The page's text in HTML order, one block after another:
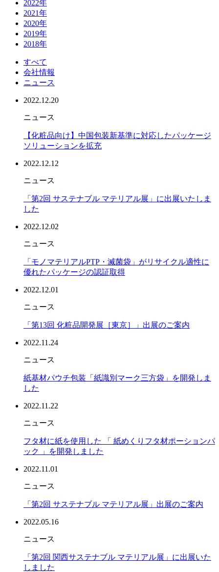
2022年
2021年
2020年
2019年
2018年
すべて
会社情報
ニュース
2022.12.20
ニュース
【化粧品向け】中国包装新基準に対応したパッケージ
ソリューションを拡充
2022.12.12
ニュース
「第2回 サステナブル マテリアル展」に出展いたしま
した
2022.12.02
ニュース
「モノマテリアルPTP・滅菌袋」がリサイクル適性に
優れたパッケージの認証取得
2022.12.01
ニュース
「第13回 化粧品開発展［東京］」出展のご案内
2022.11.24
ニュース
紙基材パウチ包装「紙識別マーク三方袋」を開発しま
した
2022.11.22
ニュース
フタ材に紙を使用した 「 紙めくりフタ材ポーションパ
ック 」を開発しました
2022.11.01
ニュース
「第2回 サステナブル マテリアル展」出展のご案内
2022.05.16
ニュース
「第2回 関西サステナブル マテリアル展」に出展いた
しました